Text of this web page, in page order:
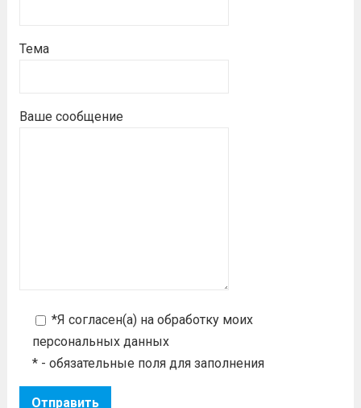
Тема
Ваше сообщение
*Я согласен(а) на обработку моих
персональных данных
* - обязательные поля для заполнения